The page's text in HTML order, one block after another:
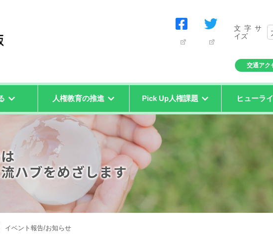
文字サ
イズ
交通アク
人権教育の推進 Pick Up人権課題 ヒューラ
ハブをめざします
イベント報告/お知らせ